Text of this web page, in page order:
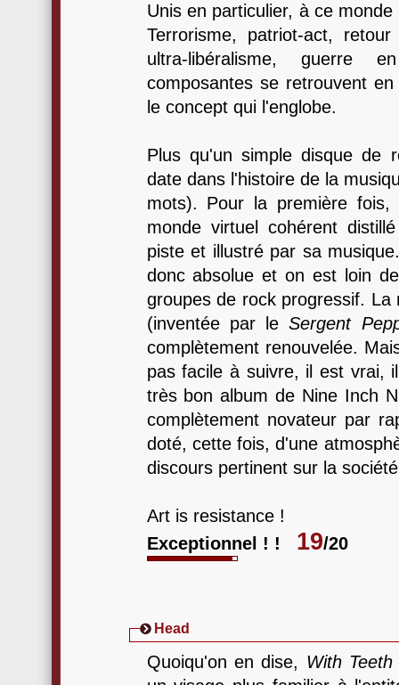
Unis en particulier, à ce
Terrorisme, patriot-act,
ultra-libéralisme, guerre
composantes se retrouvent
le concept qui l'englobe.
Plus qu'un simple disque de
date dans l'histoire de la
mots). Pour la première
monde virtuel cohérent
piste et illustré par sa
donc absolue et on est loin
groupes de rock progressif. La
(inventée par leSergent
complètement renouvelée.
pas facile à suivre, il est vrai,
très bon album de Nine Inch
complètement novateur par
doté, cette fois, d'une
discours pertinent sur la
Art is resistance !
Exceptionnel ! !
19/20
Head
Quoiqu'on en dise, With Teeth